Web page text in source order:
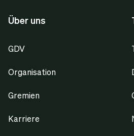
Über uns
GDV
Organisation
Gremien
Karriere